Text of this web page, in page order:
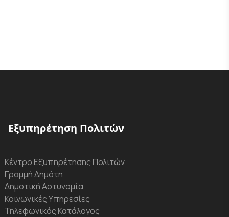
Εξυπηρέτηση Πολιτών
Κέντρο Εξυπηρέτησης Πολιτών
Γραμμή Δημότη
Δημοτική Αστυνομία
Κοινωνικές Υπηρεσίες
Τηλεφωνικός Κατάλογος